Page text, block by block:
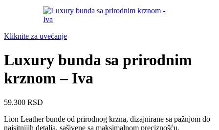
Kliknite za uvećanje
Luxury bunda sa prirodnim
krznom – Iva
59.300 RSD
Lion Leather bunde od prirodnog krzna, dizajnirane sa pažnjom do
najsitnijih detalja, sašivene sa maksimalnom preciznošću.